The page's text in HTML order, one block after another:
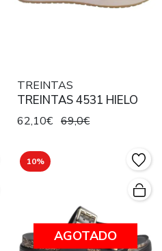
TREINTAS
TREINTAS 4531 HIELO
62,10€ 69,0€
10%
AGOTADO